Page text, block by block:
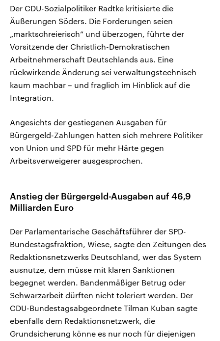
Der CDU-Sozialpolitiker Radtke kritisierte die
Äußerungen Söders. Die Forderungen seien
„marktschreierisch“ und überzogen, führte der
Vorsitzende der Christlich-Demokratischen
Arbeitnehmerschaft Deutschlands aus. Eine
rückwirkende Änderung sei verwaltungstechnisch
kaum machbar – und fraglich im Hinblick auf die
Integration.
Angesichts der gestiegenen Ausgaben für
Bürgergeld-Zahlungen hatten sich mehrere Politiker
von Union und SPD für mehr Härte gegen
Arbeitsverweigerer ausgesprochen.
Anstieg der Bürgergeld-Ausgaben auf 46,9
Milliarden Euro
Der Parlamentarische Geschäftsführer der SPD-
Bundestagsfraktion, Wiese, sagte den Zeitungen des
Redaktionsnetzwerks Deutschland, wer das System
ausnutze, dem müsse mit klaren Sanktionen
begegnet werden. Bandenmäßiger Betrug oder
Schwarzarbeit dürften nicht toleriert werden. Der
CDU-Bundestagsabgeordnete Tilman Kuban sagte
ebenfalls dem Redaktionsnetzwerk, die
Grundsicherung könne es nur noch für diejenigen